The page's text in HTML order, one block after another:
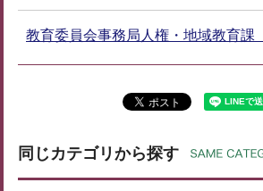
教育委員会事務局人権・地域教育課
同じカテゴリから探す